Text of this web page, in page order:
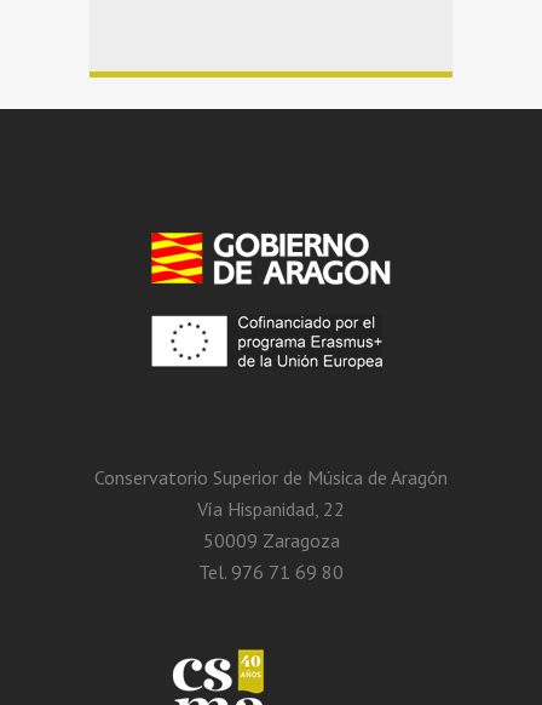
Conservatorio Superior de Música de Aragón
Vía Hispanidad, 22
50009 Zaragoza
Tel. 976 71 69 80